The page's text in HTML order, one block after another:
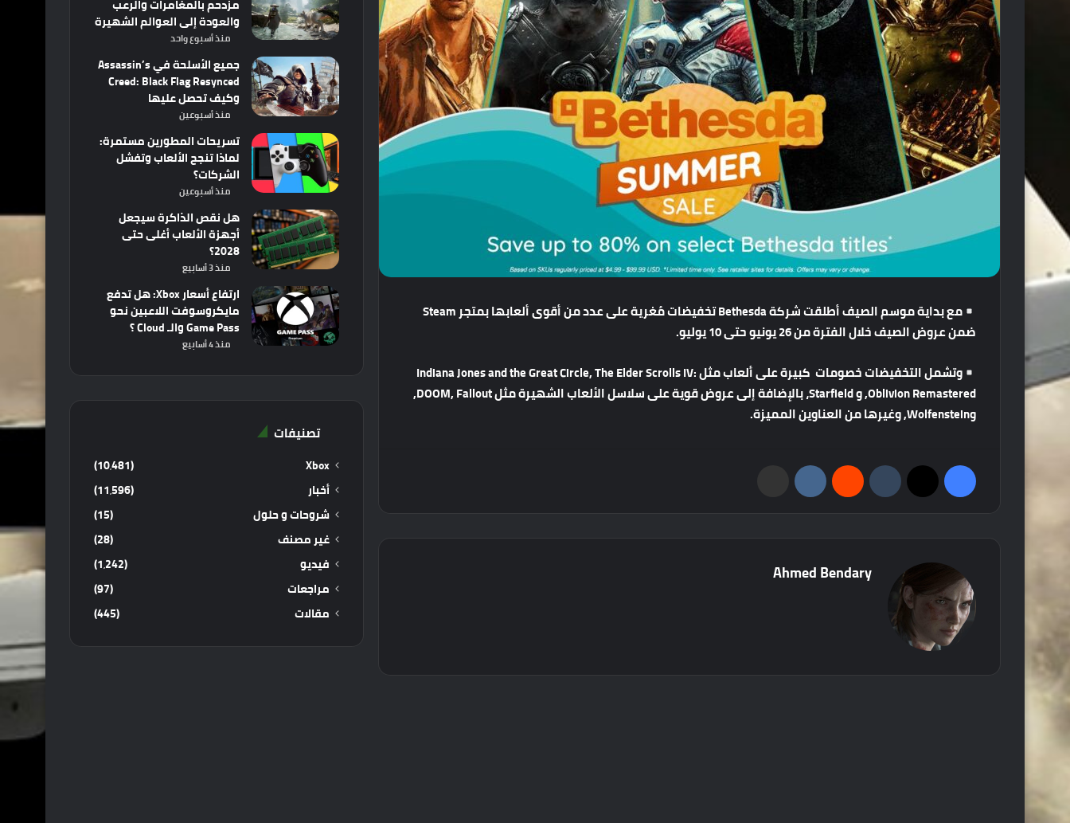
معبدايةموسمالصيفأطلقتشركةBethesda تخفيضاتمُغريةعلىعددمنأقوىألعابهابمتجر
ضمنعروضالصيفخلالالفترةمن يونيوحتى يوليو.
وتشملالتخفيضاتخصومات كبيرةعلىألعابمثلIndiana Jones and the Great Circle, The Elder Scrolls IV:
Oblivion Remastered, و ،بالإضافةإلىعروضقويةعلىسلاسلالألعابالشهيرةمثل
وWolfenstein, وغيرهامنالعناوينالمميزة.
Ahmed Bendary
مزدحم بالمغامرات والرعب
والعودة إلى العوالم الشهيرة
منذ أسبوع واحد
جميع الأسلحة في Assassin’s
Creed: Black Flag Resynced
وكيف تحصل عليها
منذ أسبوعين
تسريحات المطورين مستمرة:
لماذا تنجح الألعاب وتفشل
الشركات؟
منذ أسبوعين
هل نقص الذاكرة سيجعل
أجهزة الألعاب أغلى حتى
2028؟
منذ 3 أسابيع
ارتفاع أسعار Xbox: هل تدفع
مايكروسوفت اللاعبين نحو
Game Pass والـ Cloud ؟
منذ 4 أسابيع
تصنيفات
Xbox
(10٬481)
أخبار
(11٬596)
شروحات و حلول
(15)
غير مصنف
(28)
فيديو
(1٬242)
مراجعات
(97)
مقالات
(445)